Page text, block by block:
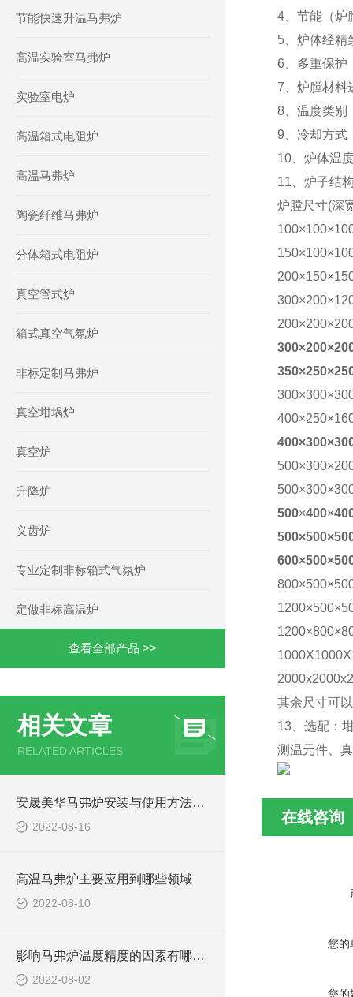
节能快速升温马弗炉
高温实验室马弗炉
实验室电炉
高温箱式电阻炉
高温马弗炉
陶瓷纤维马弗炉
分体箱式电阻炉
真空管式炉
箱式真空气氛炉
非标定制马弗炉
真空坩埚炉
真空炉
升降炉
义齿炉
专业定制非标箱式气氛炉
定做非标高温炉
查看全部产品 >>
相关文章
RELATED ARTICLES
安晟美华马弗炉安装与使用方法介绍
2022-08-16
高温马弗炉主要应用到哪些领域
2022-08-10
影响马弗炉温度精度的因素有哪些?
2022-08-02
4、节能（炉
5、炉体经精
6、多重保护
7、炉膛材料
8、温度类别
9、 冷却方式
10、 炉体温
11、 炉子结
炉膛尺寸(深
100×100×
150×100×
200×150×
300×200×
350×250×
400×250×
500×400×
6
其余尺寸可
13、选配：
测温元件、
在线咨询
您的
您的